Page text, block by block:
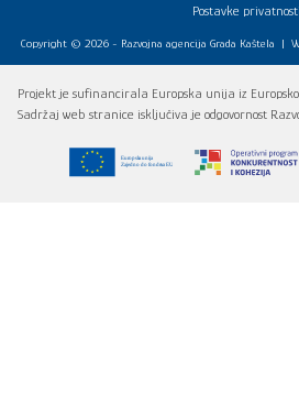
Copyright © 2026 - Razvojna agencija Grada Kaštela |
Postavke privatnosti
Projekt je sufinancirala Europska unija iz
Sadržaj web stranice isključiva je odgovornost